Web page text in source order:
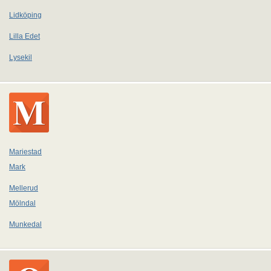
Lidköping
Lilla Edet
Lysekil
Mariestad
Mark
Mellerud
Mölndal
Munkedal